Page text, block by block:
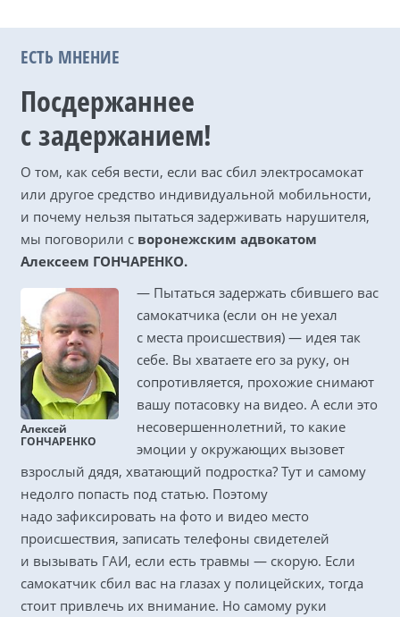
ЕСТЬ МНЕНИЕ
Посдержаннее
с задержанием!
О том, как себя вести, если вас сбил электросамокат
или другое средство индивидуальной мобильности,
и почему нельзя пытаться задерживать нарушителя,
мы поговорили с воронежским адвокатом
Алексеем ГОНЧАРЕНКО.
Алексей
ГОНЧАРЕНКО
— Пытаться задержать сбившего вас
самокатчика (если он не уехал
с места происшествия) — идея так
себе. Вы хватаете его за руку, он
сопротивляется, прохожие снимают
вашу потасовку на видео. А если это
несовершеннолетний, то какие
эмоции у окружающих вызовет
взрослый дядя, хватающий подростка? Тут и самому
недолго попасть под статью. Поэтому
надо зафиксировать на фото и видео место
происшествия, записать телефоны свидетелей
и вызывать ГАИ, если есть травмы — скорую. Если
самокатчик сбил вас на глазах у полицейских, тогда
стоит привлечь их внимание. Но самому руки